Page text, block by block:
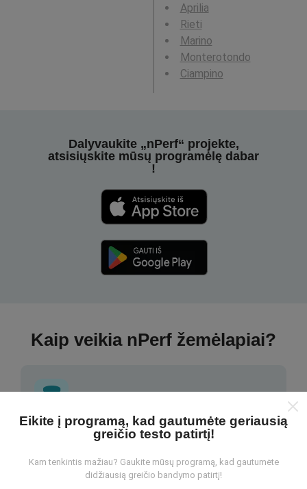
Aprilia
Rieti
Marino
Monterotondo
Ciampino
Dalyvaukite „nPerf“ projekte,
atsisiųskite mūsų programėlę dabar
!
Kaip veikia nPerf žemėlapiai?
Iš kur gaunami duomenys?
Duomenys renkami iš bandymų, kuriuos atliko „nPerf“
programos vartotojai. Tai testai, atliekami realiomis
Eikite į programą, kad gautumėte geriausią
greičio testo patirtį!
Kam tenkintis mažiau? Gaukite mūsų programą, kad gautumėte
didžiausią greičio bandymo patirtį!